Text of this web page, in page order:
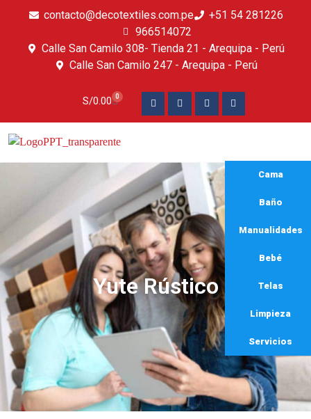
contacto@decotextiles.com.pe
+51 54 281226
966514072
Calle San Camilo 308- Tienda 21 - Arequipa - Perú
Calle San Camilo 247 - Arequipa - Perú​
S/0.00 0
Cama
Baño
Manualidades
Bebé
Telas
Limpieza
Servicios
Yute Rústico